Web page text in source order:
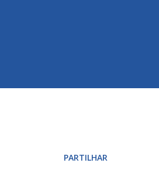
PARTILHAR